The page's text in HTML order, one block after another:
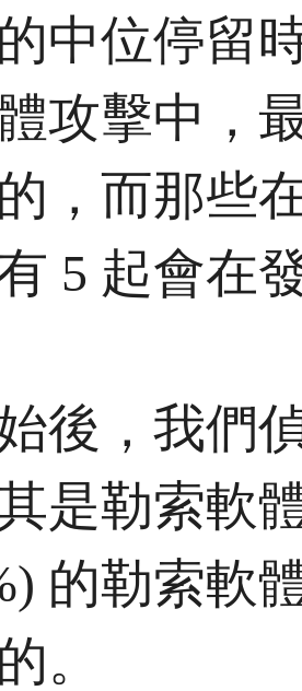
中位停留
攻擊中，
，而那些
5 起會在
後，我們
是勒索軟
的勒索軟
。